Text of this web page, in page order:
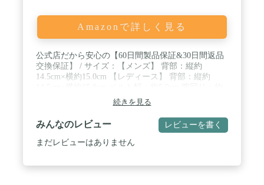
Amazonで詳しく見る
公式店だから安心の【60日間製品保証&30日間返品
交換保証】 / サイズ：【メンズ】 背部：縦約
14.5cm×横約15.0cm 【レディース】 背部：縦約
48.0cm ベルト幅：約5.0cm 腕回り：約64.0cm / 【姿
勢サポーター】正しい姿勢を自然と体に意識させる
ことができ、肩を開いて姿勢をサポート / 【デスク
ワークに】デスクワーク、テレワークによる長時間
の同じ姿勢や、間違った姿勢にならないように、着
続きを見る
みんなのレビュー レビューを書く
まだレビューはありません